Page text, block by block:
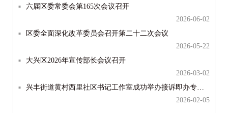
六届区委常委会第165次会议召开
2026-06-02
区委全面深化改革委员会召开第二十二次会议
2026-05-22
大兴区2026年宣传部长会议召开
2026-03-02
兴丰街道黄村西里社区书记工作室成功举办接诉即办专题培训会
2026-02-05